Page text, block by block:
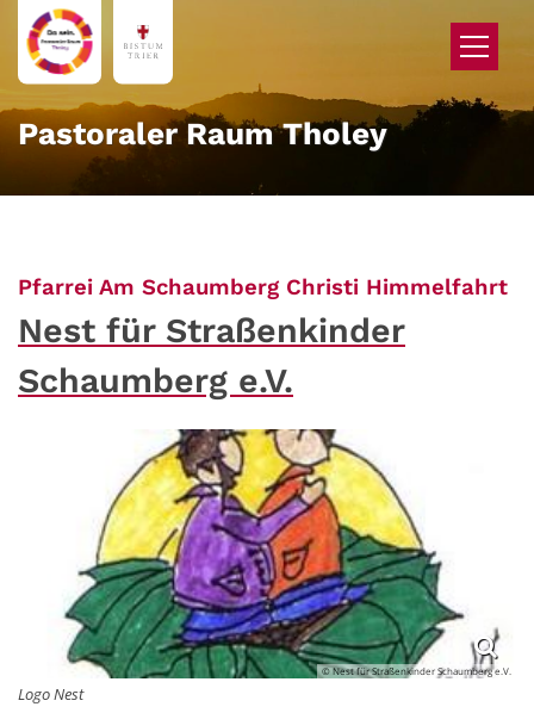
Zum Inhalt springen
Pastoraler Raum Tholey
Pfarrei Am Schaumberg Christi Himmelfahrt:
Nest für Straßenkinder
Schaumberg e.V.
© Nest für Straßenkinder Schaumberg e.V.
Logo Nest